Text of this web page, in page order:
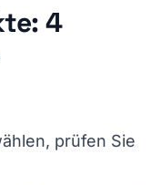
4
prüfen Sie